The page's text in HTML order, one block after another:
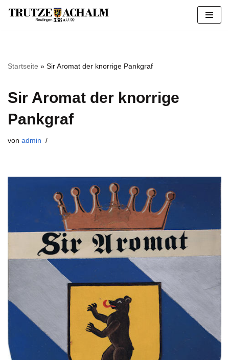
Startseite » Sir Aromat der knorrige Pankgraf
Sir Aromat der knorrige
Pankgraf
von admin